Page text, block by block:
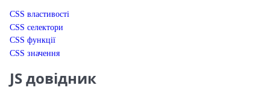
CSS властивості
CSS селектори
CSS функції
CSS значення
JS довідник